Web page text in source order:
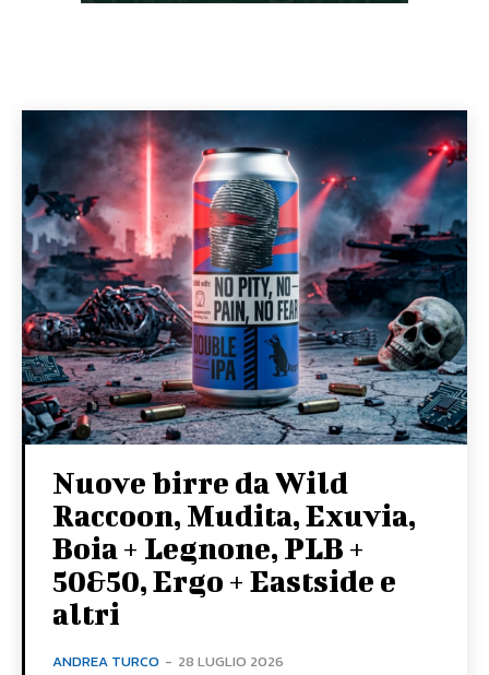
Nuove birre da Wild
Raccoon, Mudita, Exuvia,
Boia + Legnone, PLB +
50&50, Ergo + Eastside e
altri
ANDREA TURCO - 28 LUGLIO 2026